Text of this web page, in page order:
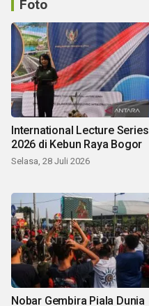
Foto
International Lecture Series
2026 di Kebun Raya Bogor
Selasa, 28 Juli 2026
Nobar Gembira Piala Dunia